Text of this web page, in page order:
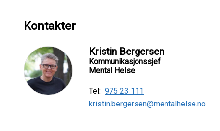
Kontakter
Kristin Bergersen
Kommunikasjonssjef
Mental Helse
Tel: 975 23 111
kristin.bergersen@mentalhelse.no